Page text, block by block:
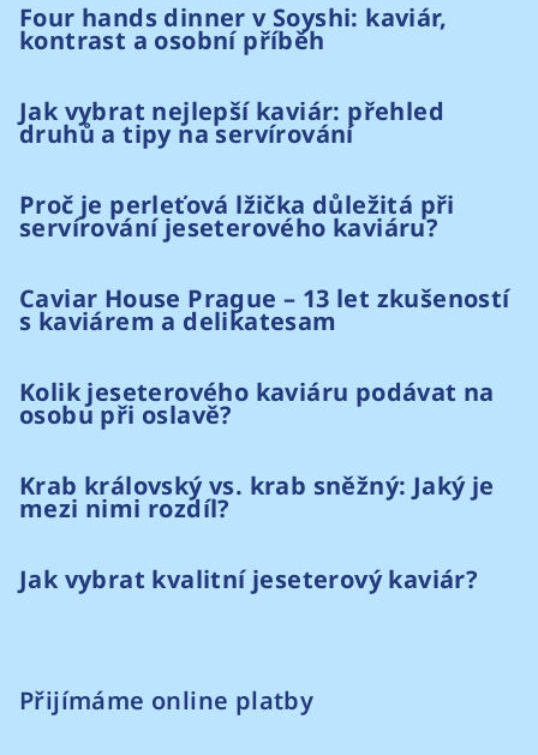
Four hands dinner v Soyshi: kaviár,
kontrast a osobní příběh
Jak vybrat nejlepší kaviár: přehled
druhů a tipy na servírování
Proč je perleťová lžička důležitá při
servírování jeseterového kaviáru?
Caviar House Prague – 13 let zkušeností
s kaviárem a delikatesam
Kolik jeseterového kaviáru podávat na
osobu při oslavě?
Krab královský vs. krab sněžný: Jaký je
mezi nimi rozdíl?
Jak vybrat kvalitní jeseterový kaviár?
Přijímáme online platby